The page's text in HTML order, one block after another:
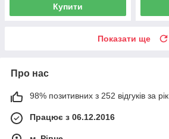
Купити
Показати ще
Про нас
98% позитивних з 252 відгуків за рік
Працює з 06.12.2016